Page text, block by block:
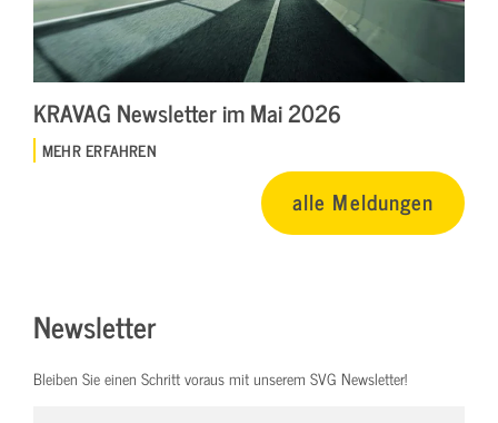
KRAVAG Newsletter im Mai 2026
MEHR ERFAHREN
alle Meldungen
Newsletter
Bleiben Sie einen Schritt voraus mit unserem SVG Newsletter!